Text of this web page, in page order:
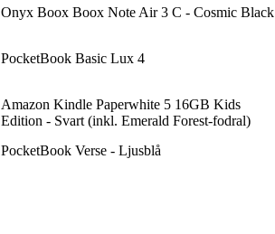
Onyx Boox Boox Note Air 3 C - Cosmic Black
PocketBook Basic Lux 4
Amazon Kindle Paperwhite 5 16GB Kids
Edition - Svart (inkl. Emerald Forest-fodral)
PocketBook Verse - Ljusblå